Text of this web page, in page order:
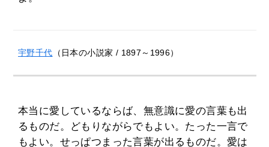
宇野千代 （日本の小説家 / 1897～1996）
本当に愛しているならば、無意識に愛の言葉も出
るものだ。どもりながらでもよい。たった一言で
もよい。せっぱつまった言葉が出るものだ。愛は